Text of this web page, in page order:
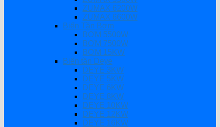
ZUMAX 6200W
ZUMAX 6600W
Biến Tần Bơm
BƠM 5500W
BƠM 7500W
BƠM 15KW
Biến tần Deye
DEYE 3KW
DEYE 5KW
DEYE 6KW
DEYE 8KW
DEYE 10KW
DEYE 12KW
DEYE 16KW